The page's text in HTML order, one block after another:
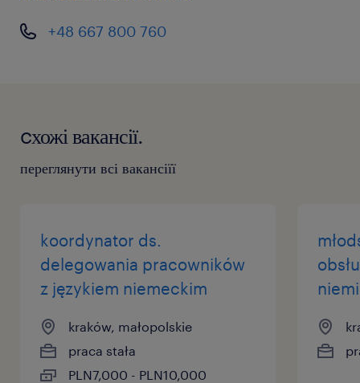
+48 667 800 760
cхожі вакансії.
переглянути всі вакансіїї
koordynator ds.
delegowania pracowników
z językiem niemeckim
kraków, małopolskie
praca stała
PLN7,000 - PLN10,000